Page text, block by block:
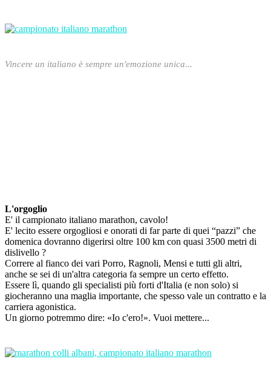
Vincere un italiano è sempre un'emozione unica...
L'orgoglio
E' il campionato italiano marathon, cavolo!
E' lecito essere orgogliosi e onorati di far parte di quei “pazzi” che
domenica dovranno digerirsi oltre 100 km con quasi 3500 metri di
dislivello ?
Correre al fianco dei vari Porro, Ragnoli, Mensi e tutti gli altri,
anche se sei di un'altra categoria fa sempre un certo effetto.
Essere lì, quando gli specialisti più forti d'Italia (e non solo) si
giocheranno una maglia importante, che spesso vale un contratto e la
carriera agonistica.
Un giorno potremmo dire: «Io c'ero!». Vuoi mettere...